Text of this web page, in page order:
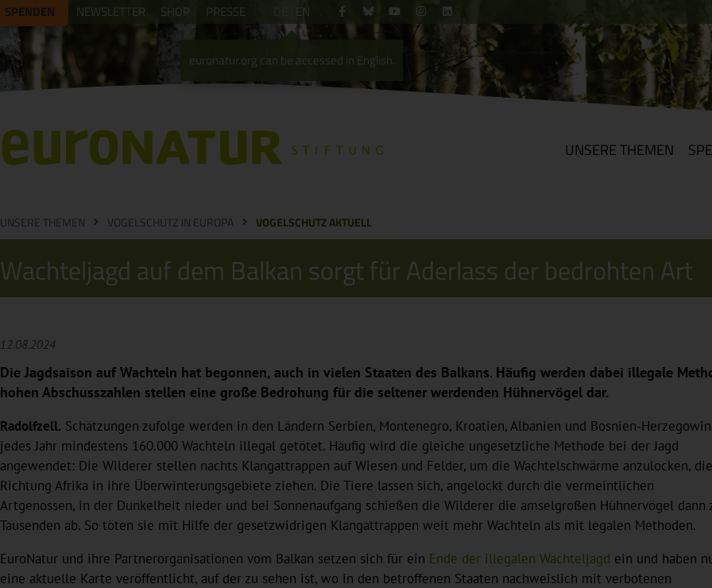
SPENDEN NEWSLETTER SHOP PRESSE
euronatur.org can be accessed in English.
EN
UNSERE THEMEN
UNSERE THEMEN VOGELSCHUTZ IN EUROPA VOGELSCHUTZ AKTUELL
Wachteljagd auf dem Balkan sorgt für Aderlass der bedrohten Art
12.08.2024
Die Jagdsaison auf Wachteln hat begonnen, auch in vielen Staaten des Balkans. Häufig werden dabei illegale
hohen Abschusszahlen stellen eine große Bedrohung für die seltener werdenden Hühnervögel dar.
Radolfzell. Schätzungen zufolge werden in den Ländern Serbien, Montenegro, Kroatien, Albanien und Bosnien-
jedes Jahr mindestens 160.000 Wachteln illegal getötet. Häufig wird die gleiche ungesetzliche Methode bei der Jagd
angewendet: Die Wilderer stellen nachts Klangattrappen auf Wiesen und Felder, um die Wachtelschwärme anzulocken, die
Richtung Afrika in ihre Überwinterungsgebiete ziehen. Die Tiere lassen sich, angelockt durch die vermeintlichen
Artgenossen, in der Dunkelheit nieder und bei Sonnenaufgang schießen die Wilderer die amselgroßen Hühnervögel dann
Tausenden ab. So töten sie mit Hilfe der gesetzwidrigen Klangattrappen weit mehr Wachteln als mit legalen Methoden.
EuroNatur und ihre Partnerorganisationen vom Balkan setzen sich für ein Ende der illegalen Wachteljagd ein und haben
eine aktuelle Karte veröffentlicht, auf der zu sehen ist, wo in den betroffenen Staaten nachweislich mit verbotenen